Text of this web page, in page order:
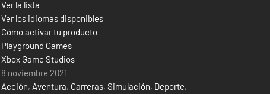
Ver la lista
Ver los idiomas disponibles
Cómo activar tu producto
Playground Games
Xbox Game Studios
8 noviembre 2021
Acción, Aventura, Carreras, Simulación, Deporte,